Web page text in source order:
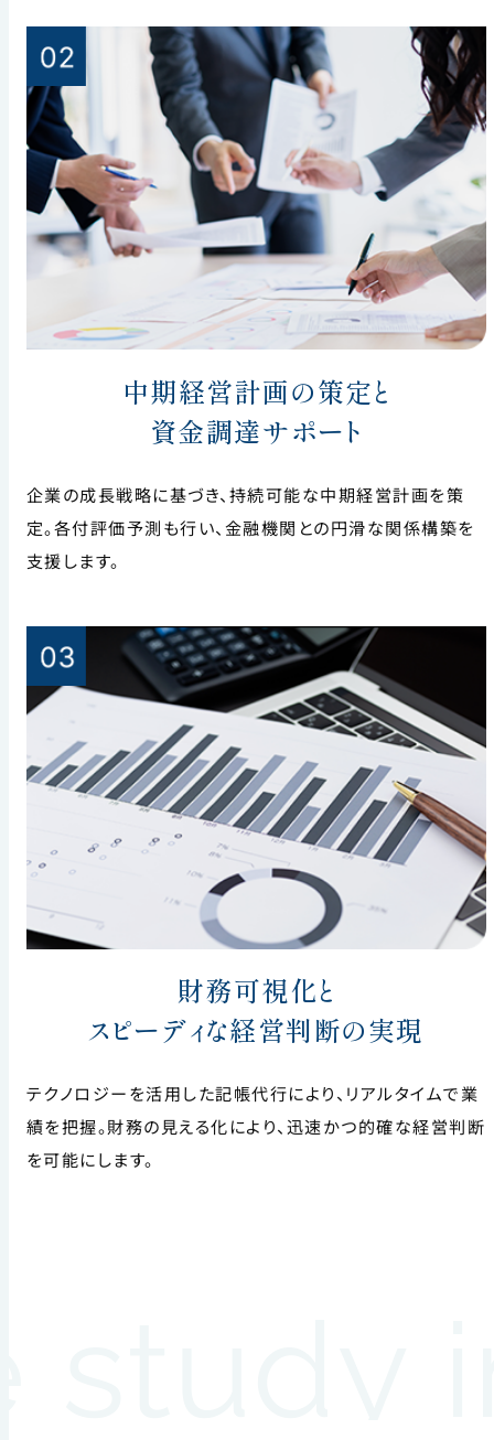
中期経営計画の策定と
資金調達サポート
企業の成長戦略に基づき、持続可能な中期経営計画を策
定。各付評価予測も行い、金融機関との円滑な関係構築を
支援します。
財務可視化と
スピーディな経営判断の実現
テクノロジーを活用した記帳代行により、リアルタイムで業
績を把握。財務の見える化により、迅速かつ的確な経営判断
を可能にします。